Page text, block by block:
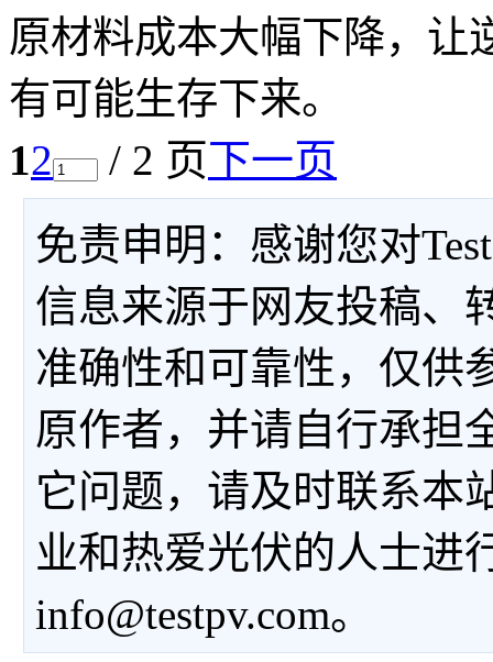
原材料成本大幅下降，让
有可能生存下来。
12 / 2 页下一页
免责申明：感谢您对
信息来源于网友投稿、
准确性和可靠性，仅供
原作者，并请自行承担
它问题，请及时联系本
业和热爱光伏的人士进
info@testpv.com。